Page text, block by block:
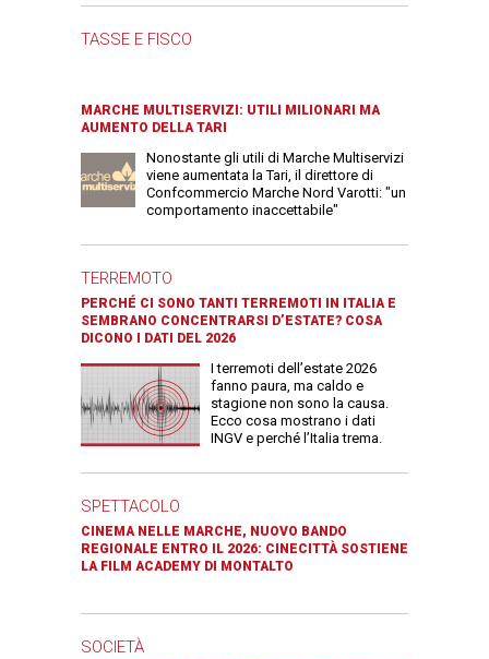
TASSE E FISCO
MARCHE MULTISERVIZI: UTILI MILIONARI MA
AUMENTO DELLA TARI
Nonostante gli utili di Marche Multiservizi
viene aumentata la Tari, il direttore di
Confcommercio Marche Nord Varotti: "un
comportamento inaccettabile"
TERREMOTO
PERCHÉ CI SONO TANTI TERREMOTI IN ITALIA E
SEMBRANO CONCENTRARSI D’ESTATE? COSA
DICONO I DATI DEL 2026
I terremoti dell’estate 2026
fanno paura, ma caldo e
stagione non sono la causa.
Ecco cosa mostrano i dati
INGV e perché l’Italia trema.
SPETTACOLO
CINEMA NELLE MARCHE, NUOVO BANDO
REGIONALE ENTRO IL 2026: CINECITTÀ SOSTIENE
LA FILM ACADEMY DI MONTALTO
SOCIETÀ